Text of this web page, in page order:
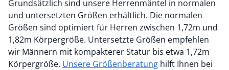
Grundsätzlich sind unsere Herrenmäntel in normalen
und untersetzten Größen erhältlich. Die normalen
Größen sind optimiert für Herren zwischen 1,72m und
1,82m Körpergröße. Untersetzte Größen empfehlen
wir Männern mit kompakterer Statur bis etwa 1,72m
Körpergröße. Unsere Größenberatung hilft Ihnen bei